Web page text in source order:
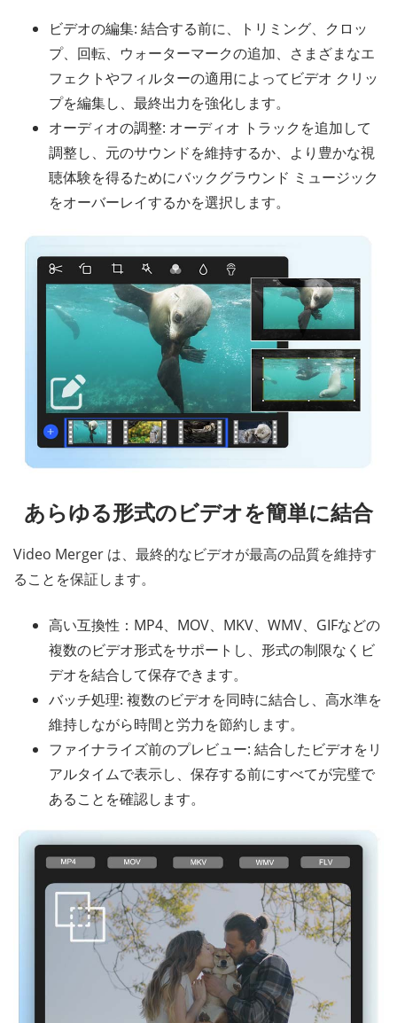
ビデオの編集: 結合する前に、トリミング、クロッ
プ、回転、ウォーターマークの追加、さまざまなエ
フェクトやフィルターの適用によってビデオ クリッ
プを編集し、最終出力を強化します。
オーディオの調整: オーディオ トラックを追加して
調整し、元のサウンドを維持するか、より豊かな視
聴体験を得るためにバックグラウンド ミュージック
をオーバーレイするかを選択します。
あらゆる形式のビデオを簡単に結合
Video Merger は、最終的なビデオが最高の品質を維持す
ることを保証します。
高い互換性：MP4、MOV、MKV、WMV、GIFなどの
複数のビデオ形式をサポートし、形式の制限なくビ
デオを結合して保存できます。
バッチ処理: 複数のビデオを同時に結合し、高水準を
維持しながら時間と労力を節約します。
ファイナライズ前のプレビュー: 結合したビデオをリ
アルタイムで表示し、保存する前にすべてが完璧で
あることを確認します。